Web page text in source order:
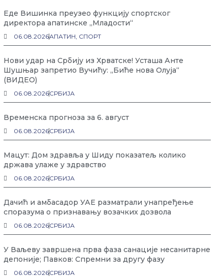
Еде Вишинка преузео функцију спортског
директора апатинске „Младости“
06.08.2026АПАТИН, СПОРТ
Нови удар на Србију из Хрватске! Усташа Анте
Шушњар запретио Вучићу: „Биће нова Олуја“
(ВИДЕО)
06.08.2026СРБИЈА
Временска прогноза за 6. август
06.08.2026СРБИЈА
Мацут: Дом здравља у Шиду показатељ колико
држава улаже у здравство
06.08.2026СРБИЈА
Дачић и амбасадор УАЕ разматрали унапређење
споразума о признавању возачких дозвола
06.08.2026СРБИЈА
У Ваљеву завршена прва фаза санације несанитарне
депоније; Павков: Спремни за другу фазу
06.08.2026СРБИЈА